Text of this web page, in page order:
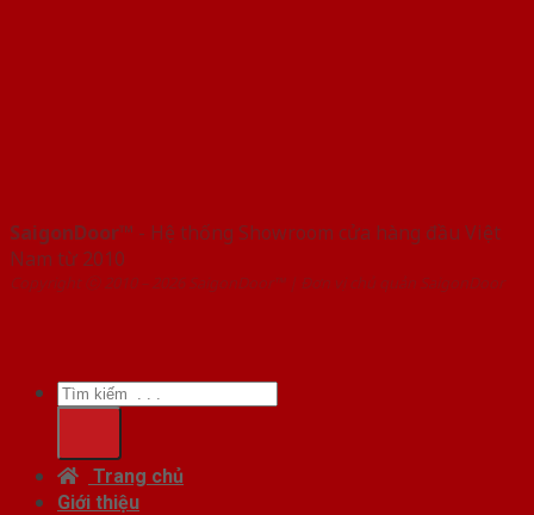
SaigonDoor™ - Hệ thống Showroom cửa hàng đầu Việt
Nam từ 2010
Copyright ⓒ 2010 – 2026 SaigonDoor™ | Đơn vị chủ quản SaigonDoor
Tìm
kiếm:
Trang chủ
Giới thiệu